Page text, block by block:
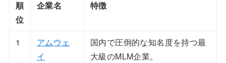
順
位
企業名 特徴
1
アムウェ
イ
国内で圧倒的な知名度を持つ最
大級のMLM企業。